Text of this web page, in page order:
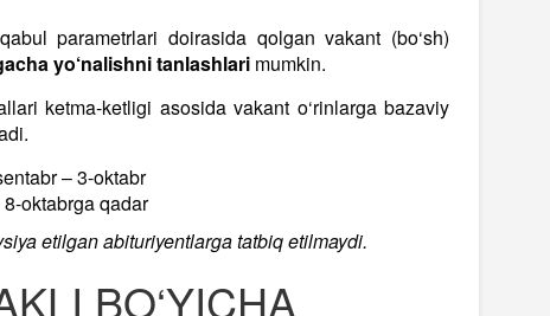
parametrlari doirasida qolgan vakant (bo‘sh)
yo‘nalishni tanlashlari mumkin.
ketma-ketligi asosida vakant o‘rinlarga bazaviy
– 3-oktabr
oktabrga qadar
etilgan abituriyentlarga tatbiq etilmaydi.
BO‘YICHA